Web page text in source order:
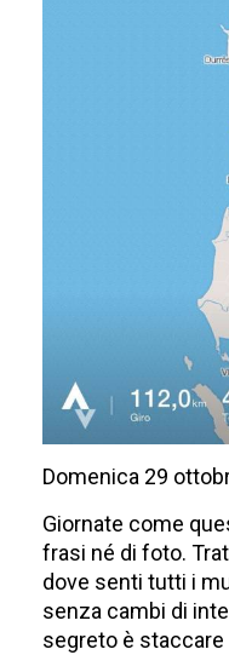
Domenica 29
Giornate come
frasi né di foto.
dove senti tutti i
senza cambi di
segreto è